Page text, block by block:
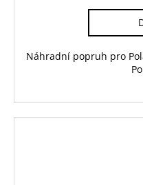
Náhradní popruh pro